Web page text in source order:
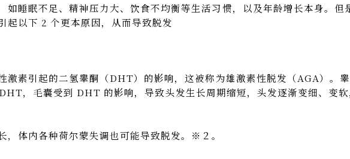
如睡眠不足、精神压力大、饮食不均衡等生活习惯，以及年龄增长本身。但
起以下 2 个更本原因，从而导致脱发
激素引起的二氢睾酮（DHT）的影响，这被称为雄激素性脱发（AGA）。
，毛囊受到 DHT 的影响，导致头发生长周期缩短，头发逐渐变细、变
，体内各种荷尔蒙失调也可能导致脱发。※２。